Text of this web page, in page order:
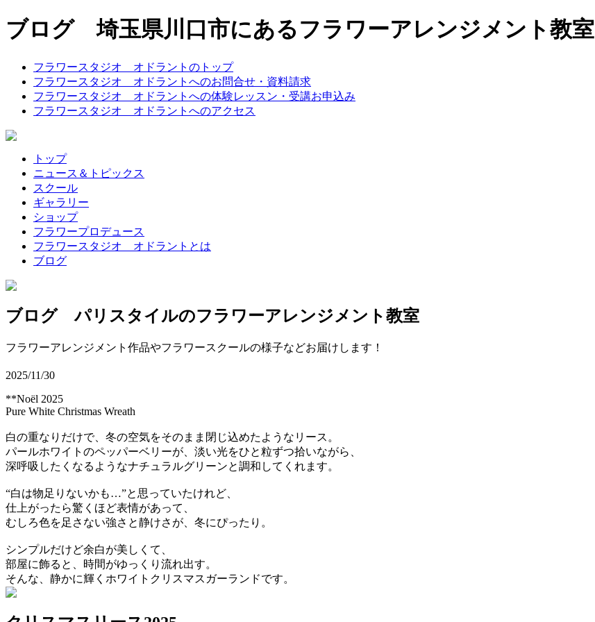
ブログ 埼玉県川口市にあるフラワーアレンジメント教室
フラワースタジオ オドラントのトップ
フラワースタジオ オドラントへのお問合せ・資料請求
フラワースタジオ オドラントへの体験レッスン・受講お申込み
フラワースタジオ オドラントへのアクセス
トップ
ニュース＆トピックス
スクール
ギャラリー
ショップ
フラワープロデュース
フラワースタジオ オドラントとは
ブログ
ブログ パリスタイルのフラワーアレンジメント教室
フラワーアレンジメント作品やフラワースクールの様子などお届けします！
2025/11/30
**Noël 2025
Pure White Christmas Wreath
白の重なりだけで、冬の空気をそのまま閉じ込めたようなリース。
パールホワイトのペッパーベリーが、淡い光をひと粒ずつ拾いながら、
深呼吸したくなるようなナチュラルグリーンと調和してくれます。
“白は物足りないかも…”と思っていたけれど、
仕上がったら驚くほど表情があって、
むしろ色を足さない強さと静けさが、冬にぴったり。
シンプルだけど余白が美しくて、
部屋に飾ると、時間がゆっくり流れ出す。
そんな、静かに輝くホワイトクリスマスガーランドです。